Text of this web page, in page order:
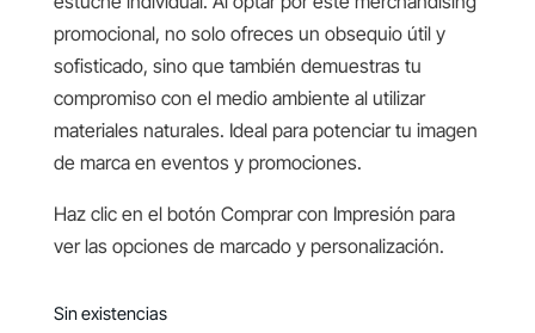
promocional, no solo ofreces un obsequio útil y
sofisticado, sino que también demuestras tu
compromiso con el medio ambiente al utilizar
materiales naturales. Ideal para potenciar tu imagen
de marca en eventos y promociones.
Haz clic en el botón Comprar con Impresión para
ver las opciones de marcado y personalización.
Sin existencias